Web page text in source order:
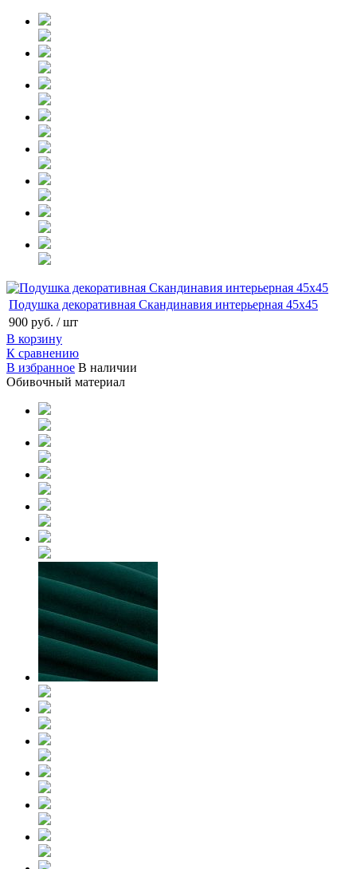
Подушка декоративная Скандинавия интерьерная 45x45
900 руб. / шт
В корзину
К сравнению
В избранное В наличии
Обивочный материал